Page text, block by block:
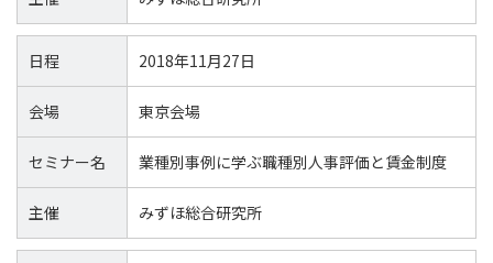
日程 2018年11月27日
会場 東京会場
セミナー名 業種別事例に学ぶ職種別人事評価と賃金制度
主催 みずほ総合研究所